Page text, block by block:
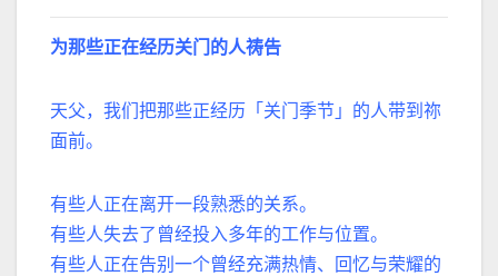
为那些正在经历关门的人祷告
天父，我们把那些正经历「关门季节」的人带到祢
面前。
有些人正在离开一段熟悉的关系。
有些人失去了曾经投入多年的工作与位置。
有些人正在告别一个曾经充满热情、回忆与荣耀的